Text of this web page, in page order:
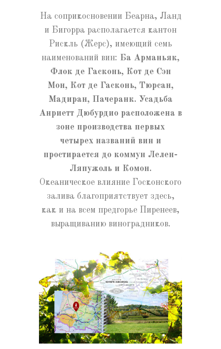
На соприкосновении Беарна, Ланд
и Бигорра располагается кантон
Рискль (Жерс), имеющий семь
наименований вин: Ба Арманьяк,
Флок де Гасконь, Кот де Сэн
Мон, Кот де Гасконь, Тюрсан,
Мадиран, Пачеранк. Усадьба
Анриетт Дюбурдио расположена в
зоне производства первых
четырех названий вин и
простирается до коммун Лелен-
Ляпужоль и Комон.
Океаническое влияние Госконского
залива благоприятствует здесь,
как и на всем предгорье Пиренеев,
выращиванию виноградников.